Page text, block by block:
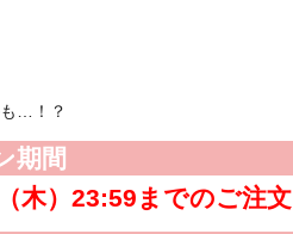
…！？
期間
木）23:59までのご注文